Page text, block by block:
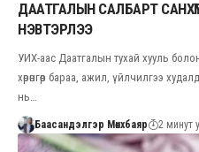
ДААТГАЛЫН САЛБАРТ
НЭВТЭРЛЭЭ
УИХ-аас Даатгалын тухай хууль
хөрөнгөөр бараа, ажил, үйлчилгээ
нь…
Баасандэлгэр Мөнхбаяр 2 минут